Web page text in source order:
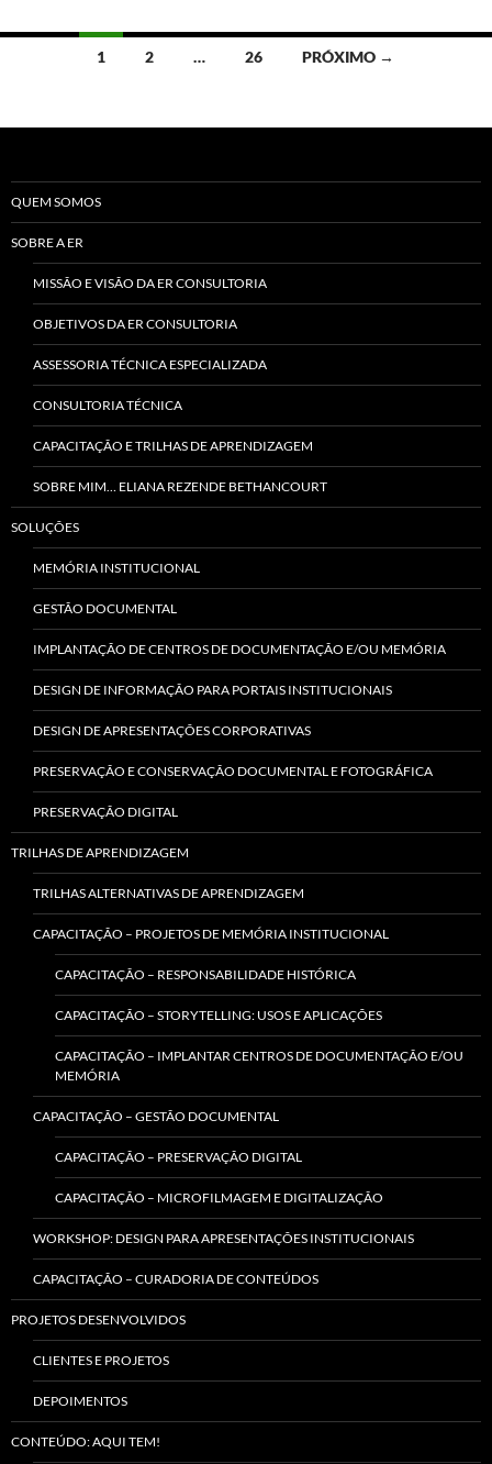
Navegação
posts
1 2 … 26 PRÓXIMO →
QUEM SOMOS
SOBRE A ER
MISSÃO E VISÃO DA ER CONSULTORIA
OBJETIVOS DA ER CONSULTORIA
ASSESSORIA TÉCNICA ESPECIALIZADA
CONSULTORIA TÉCNICA
CAPACITAÇÃO E TRILHAS DE APRENDIZAGEM
SOBRE MIM… ELIANA REZENDE BETHANCOURT
SOLUÇÕES
MEMÓRIA INSTITUCIONAL
GESTÃO DOCUMENTAL
IMPLANTAÇÃO DE CENTROS DE DOCUMENTAÇÃO E/OU MEMÓRIA
DESIGN DE INFORMAÇÃO PARA PORTAIS INSTITUCIONAIS
DESIGN DE APRESENTAÇÕES CORPORATIVAS
PRESERVAÇÃO E CONSERVAÇÃO DOCUMENTAL E FOTOGRÁFICA
PRESERVAÇÃO DIGITAL
TRILHAS DE APRENDIZAGEM
TRILHAS ALTERNATIVAS DE APRENDIZAGEM
CAPACITAÇÃO – PROJETOS DE MEMÓRIA INSTITUCIONAL
CAPACITAÇÃO – RESPONSABILIDADE HISTÓRICA
CAPACITAÇÃO – STORYTELLING: USOS E APLICAÇÕES
CAPACITAÇÃO – IMPLANTAR CENTROS DE DOCUMENTAÇÃO E/OU
MEMÓRIA
CAPACITAÇÃO – GESTÃO DOCUMENTAL
CAPACITAÇÃO – PRESERVAÇÃO DIGITAL
CAPACITAÇÃO – MICROFILMAGEM E DIGITALIZAÇÃO
WORKSHOP: DESIGN PARA APRESENTAÇÕES INSTITUCIONAIS
CAPACITAÇÃO – CURADORIA DE CONTEÚDOS
PROJETOS DESENVOLVIDOS
CLIENTES E PROJETOS
DEPOIMENTOS
CONTEÚDO: AQUI TEM!